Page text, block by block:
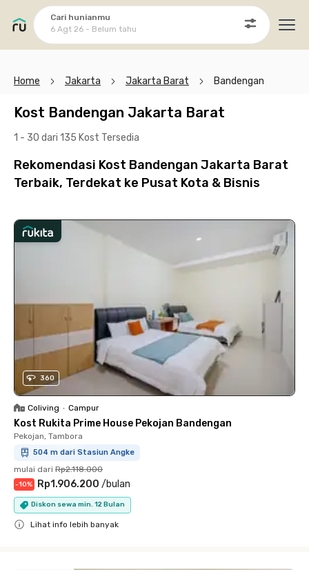
Cari hunianmu
6 Agt 26 - Belum tahu
Home Jakarta Jakarta Barat Bandengan
Kost Bandengan Jakarta Barat
1 - 30 dari 135 Kost Tersedia
Rekomendasi Kost Bandengan Jakarta Barat
Terbaik, Terdekat ke Pusat Kota & Bisnis
360
Coliving • Campur
Kost Rukita Prime House Pekojan Bandengan
Pekojan, Tambora
504 m dari Stasiun Angke
mulai dari Rp2.118.000
-10% Rp1.906.200 /bulan
Diskon sewa min. 12 Bulan
Lihat info lebih banyak